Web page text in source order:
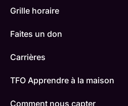
Grille horaire
Faites un don
Carrières
TFO Apprendre à la maison
Comment nous capter